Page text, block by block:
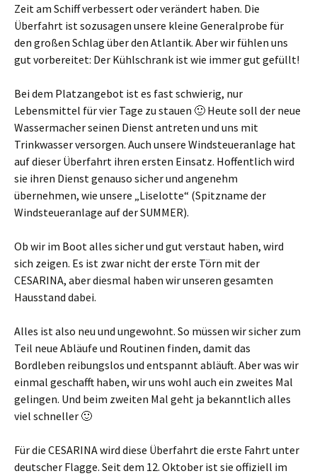
Zeit am Schiff verbessert oder verändert haben. Die
Überfahrt ist sozusagen unsere kleine Generalprobe für
den großen Schlag über den Atlantik. Aber wir fühlen uns
gut vorbereitet: Der Kühlschrank ist wie immer gut gefüllt!
Bei dem Platzangebot ist es fast schwierig, nur
Lebensmittel für vier Tage zu stauen 🙂 Heute soll der neue
Wassermacher seinen Dienst antreten und uns mit
Trinkwasser versorgen. Auch unsere Windsteueranlage hat
auf dieser Überfahrt ihren ersten Einsatz. Hoffentlich wird
sie ihren Dienst genauso sicher und angenehm
übernehmen, wie unsere „Liselotte“ (Spitzname der
Windsteueranlage auf der SUMMER).
Ob wir im Boot alles sicher und gut verstaut haben, wird
sich zeigen. Es ist zwar nicht der erste Törn mit der
CESARINA, aber diesmal haben wir unseren gesamten
Hausstand dabei.
Alles ist also neu und ungewohnt. So müssen wir sicher zum
Teil neue Abläufe und Routinen finden, damit das
Bordleben reibungslos und entspannt abläuft. Aber was wir
einmal geschafft haben, wir uns wohl auch ein zweites Mal
gelingen. Und beim zweiten Mal geht ja bekanntlich alles
viel schneller 🙂
Für die CESARINA wird diese Überfahrt die erste Fahrt unter
deutscher Flagge. Seit dem 12. Oktober ist sie offiziell im